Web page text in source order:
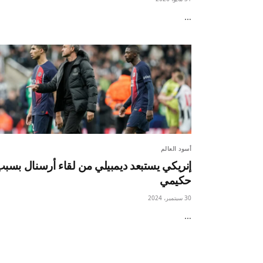
…
أسود العالم
إنريكي يستبعد ديمبيلي من لقاء أرسنال
حكيمي
30 سبتمبر، 2024
…